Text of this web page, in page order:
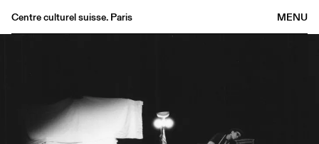
MENU
Centre culturel suisse. Paris
Médiathèque